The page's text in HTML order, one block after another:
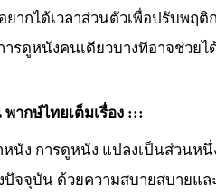
ากได้เวลาส่วนตัวเพื่อปรับพฤติ
รดูหนังคนเดียวบางทีอาจช่วยไ
ากษ์ไทยเต็มเรื่อง :::
ง การดูหนัง แปลงเป็นส่วนหนึ่
ปัจจุบัน ด้วยความสบายสบายแล